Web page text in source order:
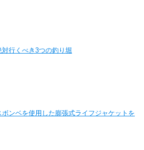
行くべき3つの釣り堀
ボンベを使用した膨張式ライフジャケットを